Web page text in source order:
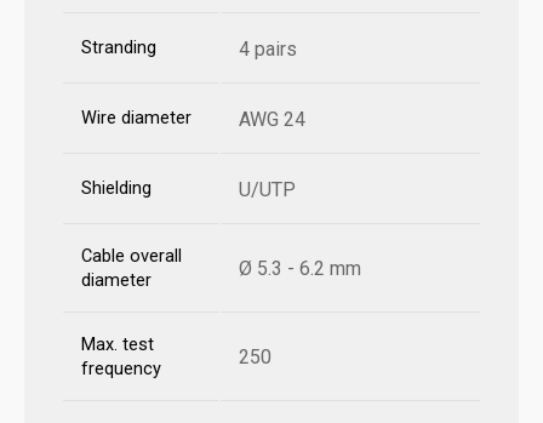
Stranding 4 pairs
Wire diameter AWG 24
Shielding U/UTP
Cable overall
diameter
Ø 5.3 - 6.2 mm
Max. test
frequency
250